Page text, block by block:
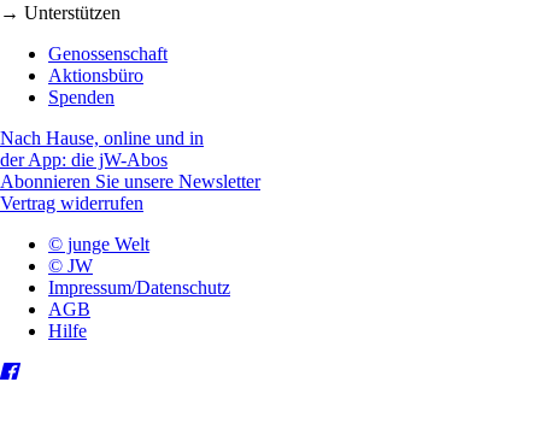
→ Unterstützen
Genossenschaft
Aktionsbüro
Spenden
Nach Hause, online und in
der App: die jW-Abos
Abonnieren Sie unsere Newsletter
Vertrag widerrufen
© junge Welt
© JW
Impressum/Datenschutz
AGB
Hilfe